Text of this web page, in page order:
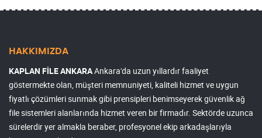
HAKKIMIZDA
KAPLAN FİLE ANKARAAnkara'da uzun yıllardır faaliyet
göstermekte olan, müşteri memnuniyeti, kaliteli hizmet ve uygun
fiyatlı çözümleri sunmak gibi prensipleri benimseyerek güvenlik ağ
file sistemleri alanlarında hizmet veren bir firmadır. Sektörde uzunca
sürelerdir yer almakla beraber, profesyonel ekip arkadaşlarıyla